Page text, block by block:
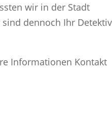
wir in der Stadt
dennoch Ihr Detektiv
Informationen Kontakt